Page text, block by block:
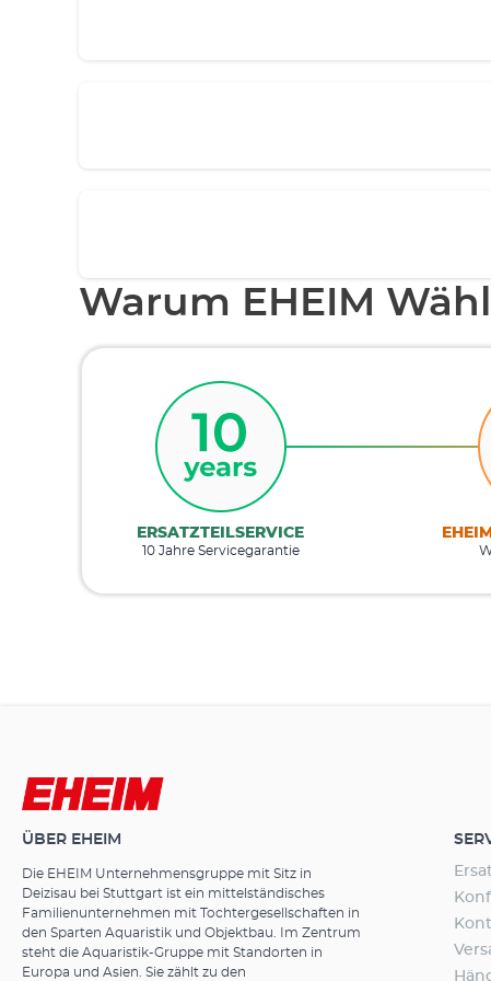
Warum EHEIM
ERSATZTEILSERVICE
10 Jahre Servicegarantie
ÜBER EHEIM
Die EHEIM Unternehmensgruppe mit Sitz in
Deizisau bei Stuttgart ist ein mittelständisches
Familienunternehmen mit Tochtergesellschaften in
den Sparten Aquaristik und Objektbau. Im Zentrum
steht die Aquaristik-Gruppe mit Standorten in
Europa und Asien. Sie zählt zu den